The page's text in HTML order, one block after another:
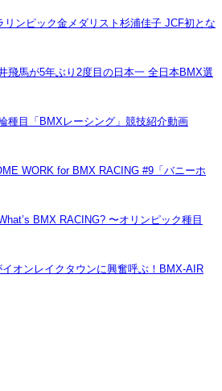
リンピック金メダリスト杉浦佳子 JCF初とな
飛馬が5年ぶり2度目の日本一 全日本BMX選
種目「BMXレーシング」競技紹介動画
WORK for BMX RACING #9「バニーホ
BMX RACING? 〜オリンピック種目
オンレイクタウンに興奮呼ぶ！BMX-AIR